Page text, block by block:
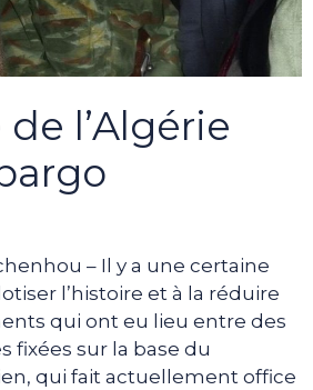
de l’Algérie
– Il y a une certaine
l’histoire et à la réduire
qui ont eu lieu entre des
fixées sur la base du
qui fait actuellement office